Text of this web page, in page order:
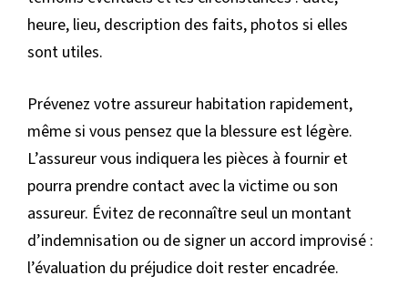
heure, lieu, description des faits, photos si elles
sont utiles.
Prévenez votre assureur habitation rapidement,
même si vous pensez que la blessure est légère.
L’assureur vous indiquera les pièces à fournir et
pourra prendre contact avec la victime ou son
assureur. Évitez de reconnaître seul un montant
d’indemnisation ou de signer un accord improvisé :
l’évaluation du préjudice doit rester encadrée.